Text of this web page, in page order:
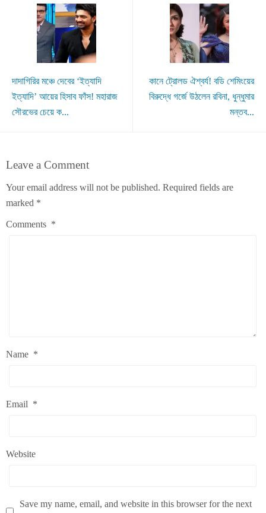
দাদাগিরির মঞ্চে দেবের ‘ইত্যাদি
ইত্যাদি’ আয়ের হিসাব ফাঁস! মহারাজ
সৌরভের চেয়ে ক...
কানে ট্রোলড ঐশ্বর্য! বডি শেমিংয়ের
বিরুদ্ধে গর্জে উঠলেন রবিনা, ধুন্ধুমার
মন্তব...
Leave a Comment
Your email address will not be published. Required fields are
marked *
Comments *
Name *
Email *
Website
Save my name, email, and website in this browser for the next